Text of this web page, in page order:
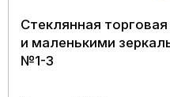
Стеклянная
и маленькими
№1-3